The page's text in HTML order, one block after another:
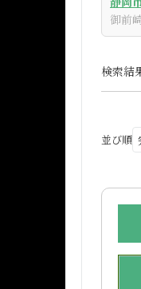
御前
検索結
並び順